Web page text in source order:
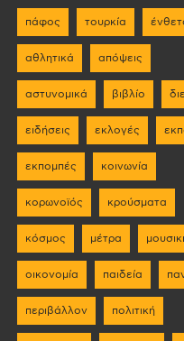
πάφος τουρκία
αθλητικά απόψεις
αστυνομικά βιβλίο
ειδήσεις εκλογές
εκπομπές κοινωνία
κορωνοϊός κρούσματα
κόσμος μέτρα
οικονομία παιδεία
περιβάλλον πολιτική